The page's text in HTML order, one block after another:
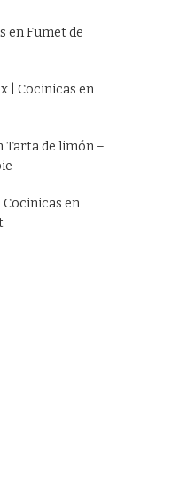
enFumet de
| Cocinicas en
Tarta de limón –
en